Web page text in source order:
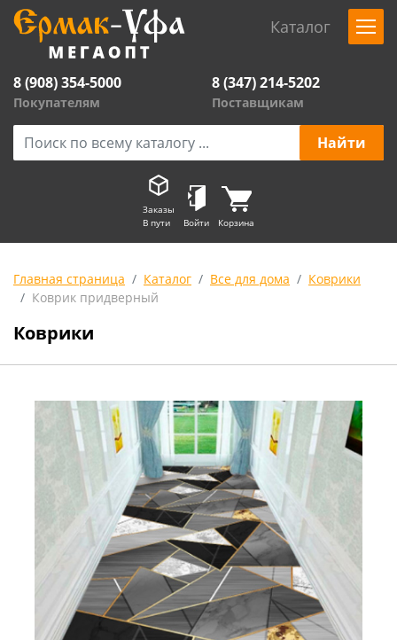
Каталог
8 (908) 354-5000
Покупателям
8 (347) 214-5202
Поставщикам
Заказы
В пути
Войти Корзина
Главная страница Каталог Все для дома
Коврики
Коврик придверный
Коврики